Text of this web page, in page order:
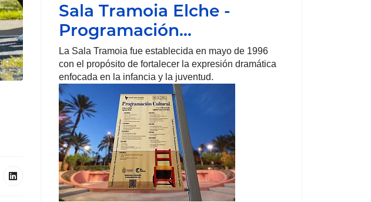
Sala Tramoia Elche -
Programación…
La Sala Tramoia fue establecida en mayo de 1996
con el propósito de fortalecer la expresión dramática
enfocada en la infancia y la juventud.